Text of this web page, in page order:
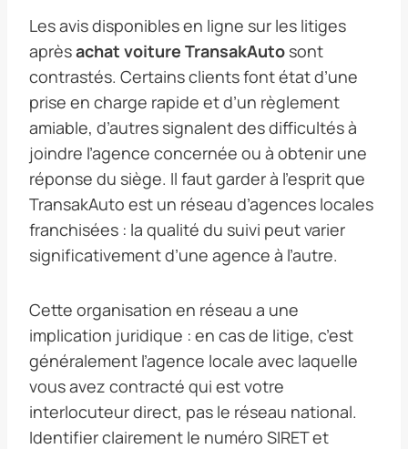
Les avis disponibles en ligne sur les litiges
aprèsachat voiture TransakAuto sont
contrastés. Certains clients font état d’une
prise en charge rapide et d’un règlement
amiable, d’autres signalent des difficultés à
joindre l’agence concernée ou à obtenir une
réponse du siège. Il faut garder à l’esprit que
TransakAuto est un réseau d’agences locales
franchisées : la qualité du suivi peut varier
significativement d’une agence à l’autre.
Cette organisation en réseau a une
implication juridique : en cas de litige, c’est
généralement l’agence locale avec laquelle
vous avez contracté qui est votre
interlocuteur direct, pas le réseau national.
Identifier clairement le numéro SIRET et